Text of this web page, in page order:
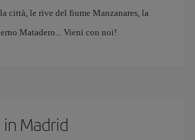
città, le rive del fiume Manzanares, la
Matadero... Vieni con noi!
Madrid